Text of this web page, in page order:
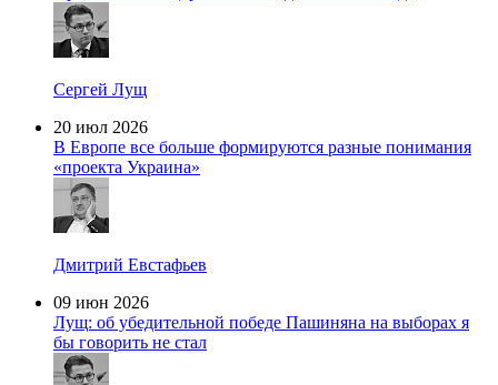
Сергей Лущ
20 июл 2026
В Европе все больше формируются разные понимания
«проекта Украина»
Дмитрий Евстафьев
09 июн 2026
Лущ: об убедительной победе Пашиняна на выборах я
бы говорить не стал